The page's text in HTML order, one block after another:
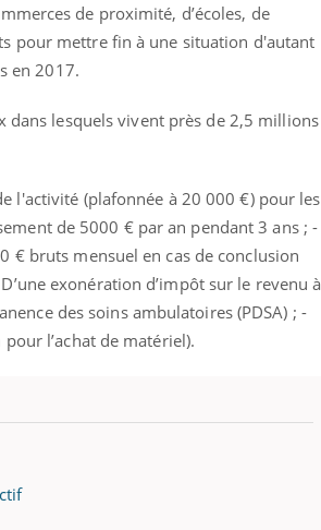
de proximité, d’écoles, de
pour mettre fin à une situation d'autant
en 2017.
dans lesquels vivent près de 2,5 millions
l'activité (plafonnée à 20 000 €) pour les
de 5000 € par an pendant 3 ans ; -
€ bruts mensuel en cas de conclusion
exonération d’impôt sur le revenu à
des soins ambulatoires (PDSA) ; -
l’achat de matériel).